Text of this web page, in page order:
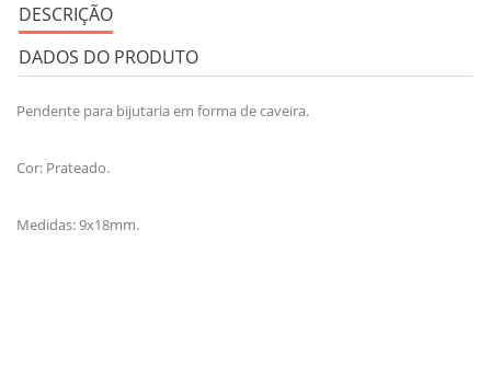
DESCRIÇÃO
DADOS DO PRODUTO
Pendente para bijutaria em forma de caveira.
Cor: Prateado.
Medidas: 9x18mm.